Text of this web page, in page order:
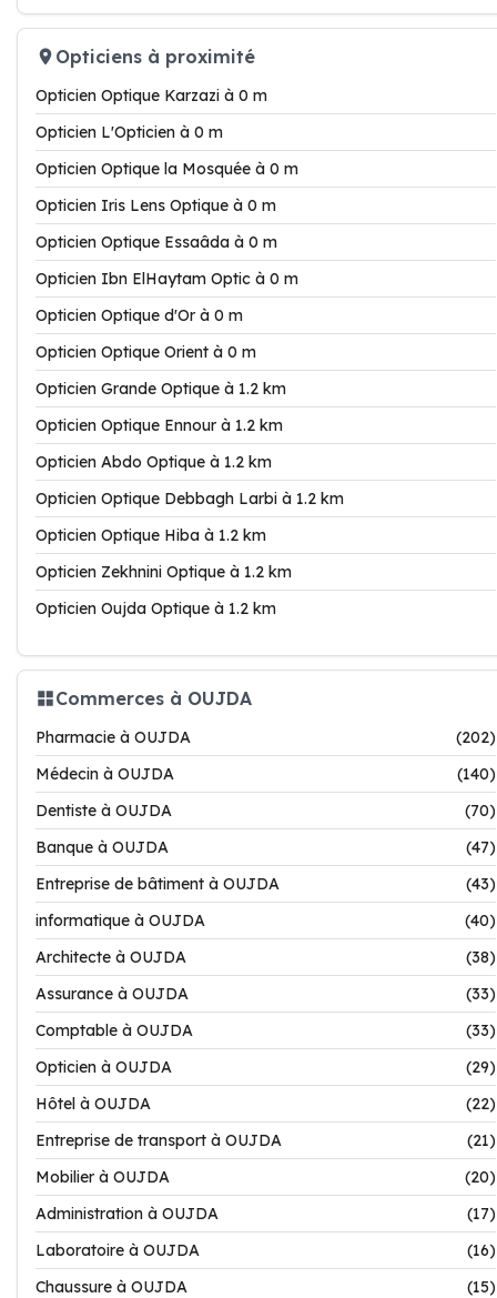
Opticiens à proximité
Opticien Optique Karzazi à 0 m
Opticien L'Opticien à 0 m
Opticien Optique la Mosquée à 0 m
Opticien Iris Lens Optique à 0 m
Opticien Optique Essaâda à 0 m
Opticien Ibn ElHaytam Optic à 0 m
Opticien Optique d'Or à 0 m
Opticien Optique Orient à 0 m
Opticien Grande Optique à 1.2 km
Opticien Optique Ennour à 1.2 km
Opticien Abdo Optique à 1.2 km
Opticien Optique Debbagh Larbi à 1.2 km
Opticien Optique Hiba à 1.2 km
Opticien Zekhnini Optique à 1.2 km
Opticien Oujda Optique à 1.2 km
Commerces à OUJDA
Pharmacie à OUJDA
(202)
Médecin à OUJDA
(140)
Dentiste à OUJDA
(70)
Banque à OUJDA
(47)
Entreprise de bâtiment à OUJDA
(43)
informatique à OUJDA
(40)
Architecte à OUJDA
(38)
Assurance à OUJDA
(33)
Comptable à OUJDA
(33)
Opticien à OUJDA
(29)
Hôtel à OUJDA
(22)
Entreprise de transport à OUJDA
(21)
Mobilier à OUJDA
(20)
Administration à OUJDA
(17)
Laboratoire à OUJDA
(16)
Chaussure à OUJDA
(15)